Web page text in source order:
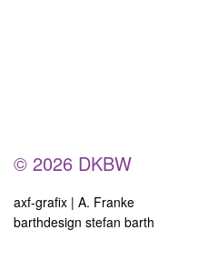
© 2026 DKBW
axf-grafix | A. Franke
barthdesign stefan barth